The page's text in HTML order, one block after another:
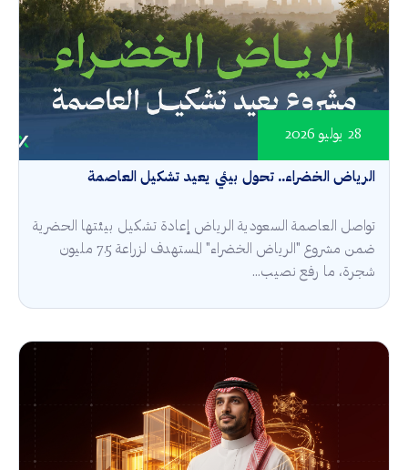
الرياض الخضراء.. تحول بيئي يعيد تشكيل العاصمة
28 يوليو 2026
تواصل العاصمة السعودية الرياض إعادة تشكيل بيئتها الحضرية
ضمن مشروع "الرياض الخضراء" المستهدف لزراعة 7.5 مليون
شجرة، ما رفع نصيب...